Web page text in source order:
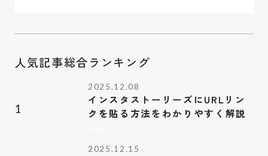
人気記事総合ランキング
1
2025.12.08
インスタストーリーズにURLリン
クを貼る方法をわかりやすく解説
2025.12.15